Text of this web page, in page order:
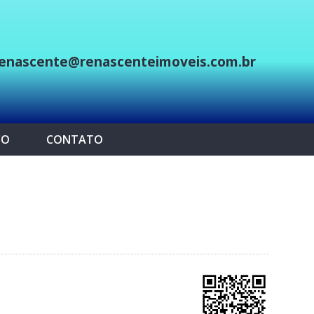
CONTATO